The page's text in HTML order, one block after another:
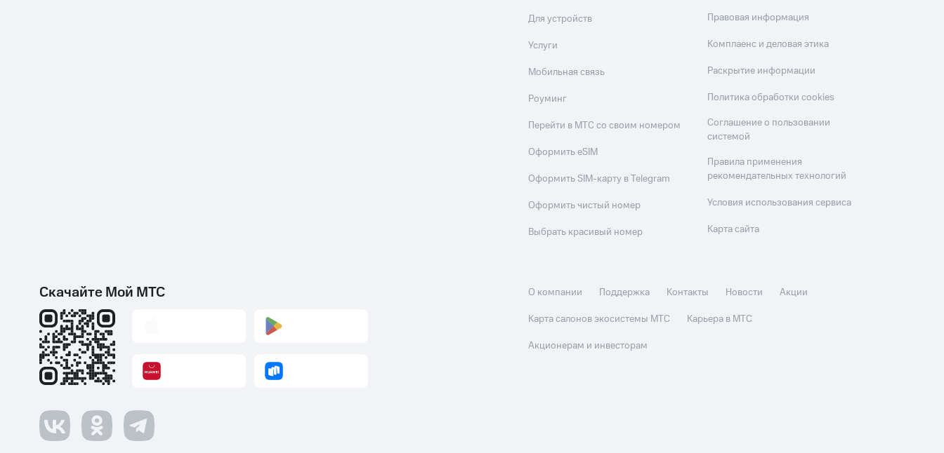
Для устройств
Услуги
Мобильная связь
Роуминг
Перейти в МТС со своим номером
Оформить eSIM
Оформить SIM-карту в Telegram
Оформить чистый номер
Выбрать красивый номер
Правовая информация
Комплаенс и деловая этика
Раскрытие информации
Политика обработки cookies
Соглашение о пользовании
системой
Правила применения
рекомендательных технологий
Условия использования сервиса
Карта сайта
Скачайте Мой МТС О компании Поддержка Контакты Новости
Акции
Карта салонов экосистемы МТС
Карьера в МТС
Акционерам и инвесторам